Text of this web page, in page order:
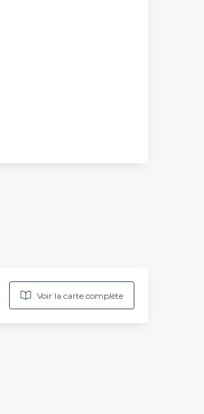
Voir la carte complète